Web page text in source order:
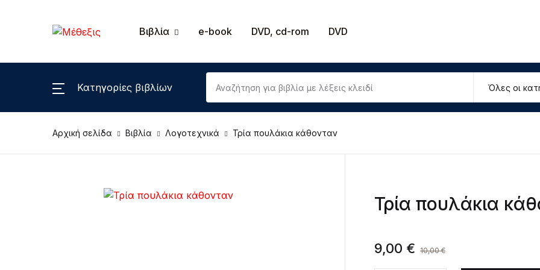
Βιβλία e-book DVD, cd-rom DVD
Κατηγορίες βιβλίων
Επιστημονικά
DVD, cd-romΑρχική σελίδα Βιβλία Λογοτεχνικά Τρία πουλάκια κάθονταν
Τρία πουλάκια
9,00 € 10,00€